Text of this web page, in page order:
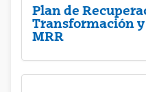
Plan de
Transformación
MRR